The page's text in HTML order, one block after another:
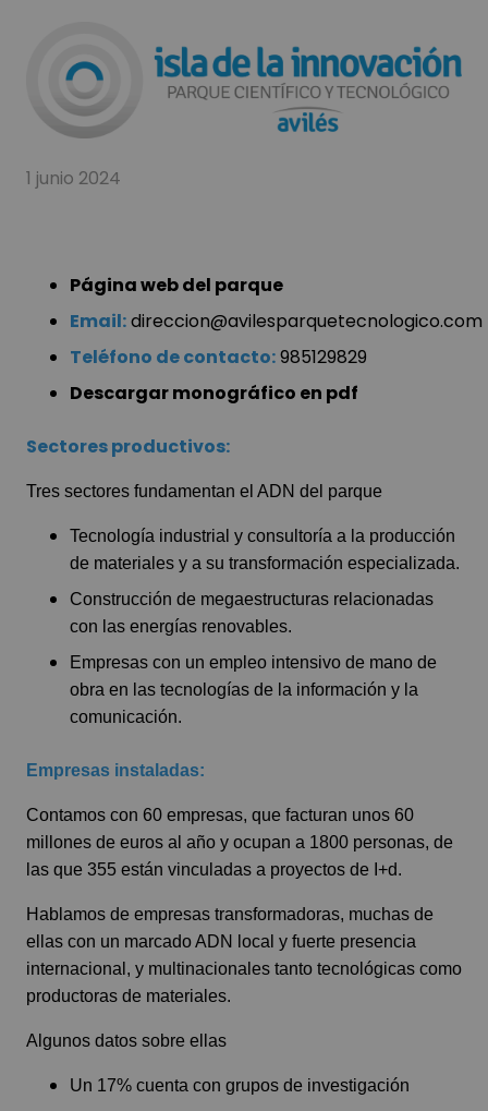
1 junio 2024
Página web del parque
Email:direccion@avilesparquetecnologico.com
Teléfono de contacto:985129829
Descargar monográfico en pdf
Sectores productivos:
Tres sectores fundamentan el ADN del parque
Tecnología industrial y consultoría a la producción
de materiales y a su transformación especializada.
Construcción de megaestructuras relacionadas
con las energías renovables.
Empresas con un empleo intensivo de mano de
obra en las tecnologías de la información y la
comunicación.
Empresas instaladas:
Contamos con 60 empresas, que facturan unos 60
millones de euros al año y ocupan a 1800 personas, de
las que 355 están vinculadas a proyectos de I+d.
Hablamos de empresas transformadoras, muchas de
ellas con un marcado ADN local y fuerte presencia
internacional, y multinacionales tanto tecnológicas como
productoras de materiales.
Algunos datos sobre ellas
Un 17% cuenta con grupos de investigación